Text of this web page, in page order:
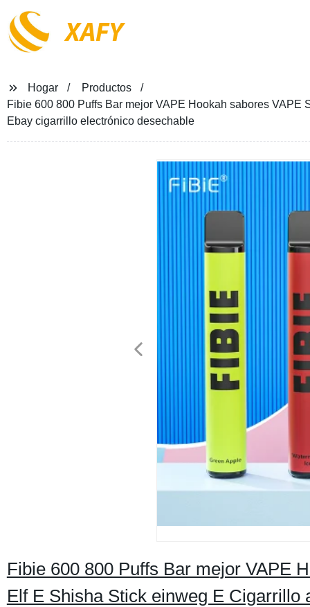
XAFY
Hogar
Productos
Fibie 600 800 Puffs Bar mejor VAPE Hookah sabores
Ebay cigarrillo electrónico desechable
Fibie 600 800 Puffs Bar mejor VAPE
Elf E Shisha Stick einweg E